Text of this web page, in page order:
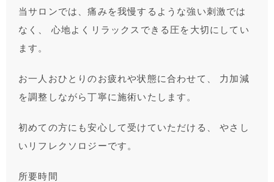
当サロンでは、痛みを我慢するような強い刺激では
なく、 心地よくリラックスできる圧を大切にしてい
ます。
お一人おひとりのお疲れや状態に合わせて、 力加減
を調整しながら丁寧に施術いたします。
初めての方にも安心して受けていただける、 やさし
いリフレクソロジーです。
所要時間